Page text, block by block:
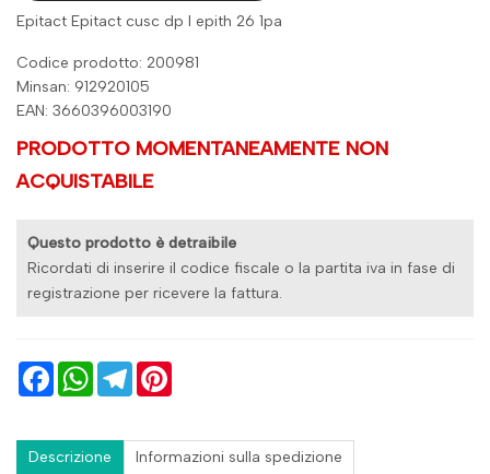
Epitact Epitact cusc dp l epith 26 1pa
Codice prodotto: 200981
Minsan: 912920105
EAN: 3660396003190
PRODOTTO MOMENTANEAMENTE NON
ACQUISTABILE
Questo prodotto è detraibile
Ricordati di inserire il codice fiscale o la partita iva in fase di
registrazione per ricevere la fattura.
FacebookWhatsAppTelegram
Descrizione Informazioni sulla spedizione